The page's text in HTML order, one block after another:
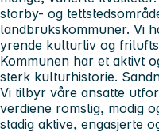
storby- og
landbrukskommuner. Vi
yrende kulturliv og
Kommunen har et aktivt
sterk kulturhistorie.
Vi tilbyr våre ansatte
verdiene romslig, modig
stadig aktive, engasjerte